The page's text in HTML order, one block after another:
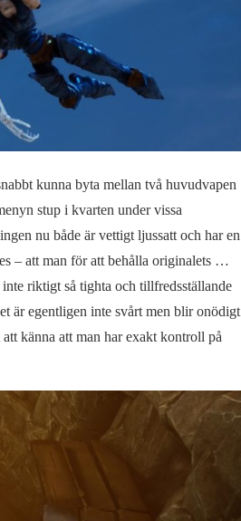
kunna byta mellan två huvudvapen
stup i kvarten under vissa
nu både är vettigt ljussatt och har en
– att man för att behålla originalets …
riktigt så tighta och tillfredsställande
är egentligen inte svårt men blir onödigt
känna att man har exakt kontroll på